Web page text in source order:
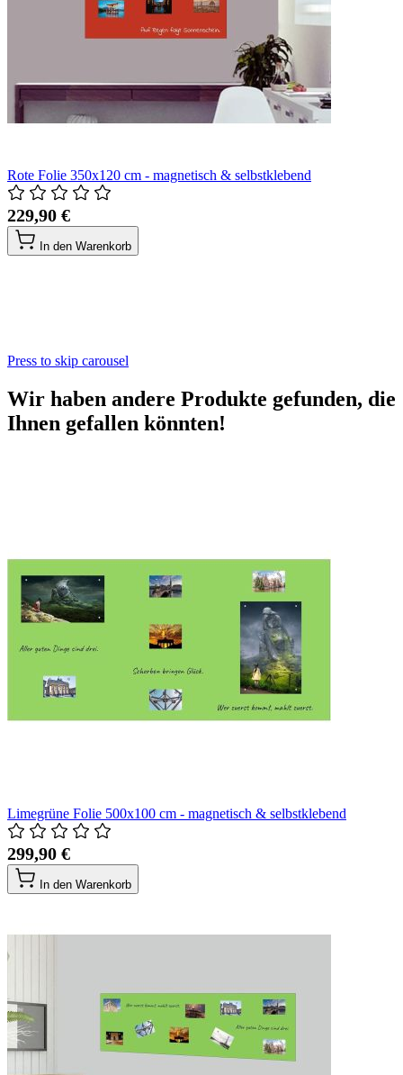
Rote Folie 350x120 cm - magnetisch & selbstklebend
229,90 €
In den Warenkorb
Press to skip carousel
Wir haben andere Produkte gefunden, die
Ihnen gefallen könnten!
Limegrüne Folie 500x100 cm - magnetisch & selbstklebend
299,90 €
In den Warenkorb